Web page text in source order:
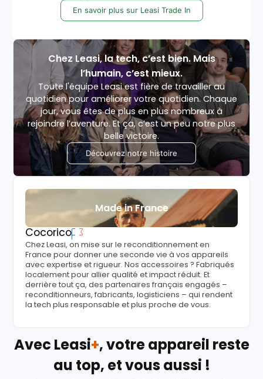
En savoir plus sur Leasi Trade In
Chez Leasi, la tech, c’est bien. Mais
l’humain, c’est mieux.
Toute l'équipe Leasi est fière de travailler au
quotidien pour améliorer votre quotidien. Chaque
jour, vous êtes de plus en plus nombreux à
rejoindre l’aventure. Et ça, c’est un peu notre plus
belle victoire.
Découvrez notre histoire
Made in France
Cocorico
Chez Leasi, on mise sur le reconditionnement en
France pour donner une seconde vie à vos appareils
avec expertise et rigueur. Nos accessoires ? Fabriqués
localement pour allier qualité et impact réduit. Et
derrière tout ça, des partenaires français engagés –
reconditionneurs, fabricants, logisticiens – qui rendent
la tech plus responsable et plus proche de vous.
Avec Leasi+, votre appareil reste
au top, et vous aussi !